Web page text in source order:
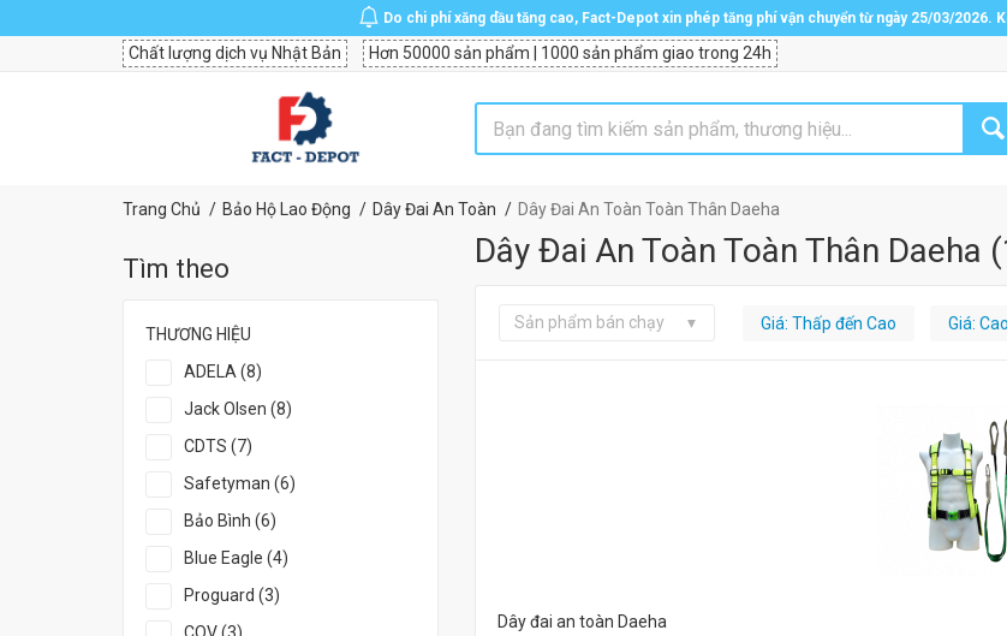
Do chi phí xăng dầu tăng cao, Fact-Depot xin phép tăng phí vận chuyển từ ngày 25/03/2026.
Chất lượng dịch vụ Nhật Bản Hơn 50000 sản phẩm | 1000 sản phẩm giao trong 24h
Trang Chủ Bảo Hộ Lao Động Dây Đai An Toàn Dây Đai An Toàn Toàn Thân Daeha
Tìm theo
THƯƠNG HIỆU
ADELA (8)
Jack Olsen (8)
CDTS (7)
Safetyman (6)
Bảo Bình (6)
Blue Eagle (4)
Proguard (3)
Dây Đai An Toàn Toàn Thân Daeha (
Sản phẩm bán chạy Giá: Thấp đến Cao Giá:
Dây đai an toàn Daeha